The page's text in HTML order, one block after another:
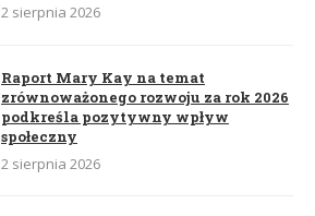
2 sierpnia 2026
Raport Mary Kay na temat
zrównoważonego rozwoju za rok 2026
podkreśla pozytywny wpływ
społeczny
2 sierpnia 2026